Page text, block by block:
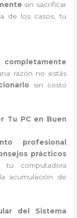
sin sacrificar
de los casos, tu
completamente
razón no estás
sin costo
Tu PC en Buen
profesional
prácticos
computadora
acumulación de
del Sistema